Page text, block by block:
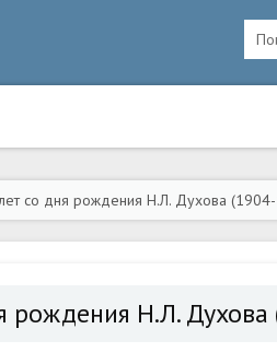
со дня рождения Н.Л. Духова (1904-
Н.Л. Духова